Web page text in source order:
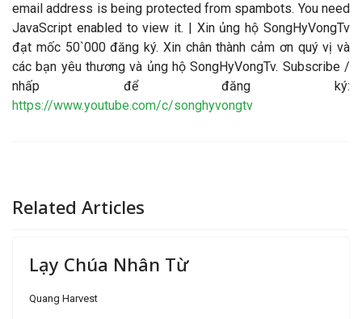
email address is being protected from spambots. You need
JavaScript enabled to view it. | Xin ủng hộ SongHyVongTv
đạt mốc 50`000 đăng ký. Xin chân thành cảm ơn quý vị và
các bạn yêu thương và ủng hộ SongHyVongTv. Subscribe /
nhấp để đăng ký:
https://www.youtube.com/c/songhyvongtv
Related Articles
Lạy Chúa Nhân Từ
Quang Harvest